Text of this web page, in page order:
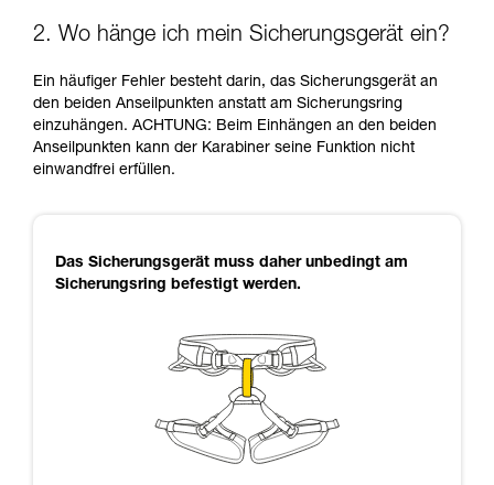
2. Wo hänge ich mein Sicherungsgerät ein?
Ein häufiger Fehler besteht darin, das Sicherungsgerät an
den beiden Anseilpunkten anstatt am Sicherungsring
einzuhängen. ACHTUNG: Beim Einhängen an den beiden
Anseilpunkten kann der Karabiner seine Funktion nicht
einwandfrei erfüllen.
Das Sicherungsgerät muss daher unbedingt am
Sicherungsring befestigt werden.